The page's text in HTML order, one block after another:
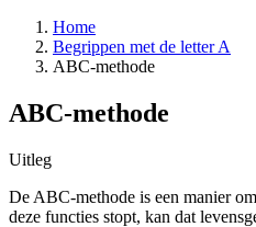
Home
Begrippen met de letter A
ABC-methode
ABC-methode
Uitleg
De ABC-methode is een manier
deze functies stopt, kan dat